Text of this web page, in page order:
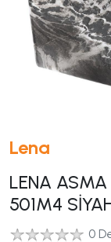
Lena
LENA ASMA
501M4
0